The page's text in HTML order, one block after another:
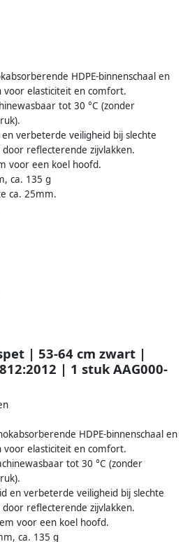
HDPE-binnenschaal en
voor elasticiteit en comfort.
tot 30 °C (zonder
verbeterde veiligheid bij slechte
reflecterende zijvlakken.
voor een koel hoofd.
ca. 135 g
ca. 25mm.
| 53-64 cm zwart |
| 1 stuk AAG000-
HDPE-binnenschaal en
voor elasticiteit en comfort.
tot 30 °C (zonder
en verbeterde veiligheid bij slechte
reflecterende zijvlakken.
voor een koel hoofd.
ca. 135 g